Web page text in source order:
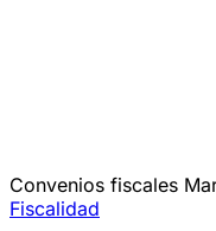
Convenios fiscales
Fiscalidad